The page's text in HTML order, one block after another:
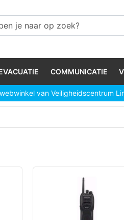
COMMUNICATIE
van Veiligheidscentrum